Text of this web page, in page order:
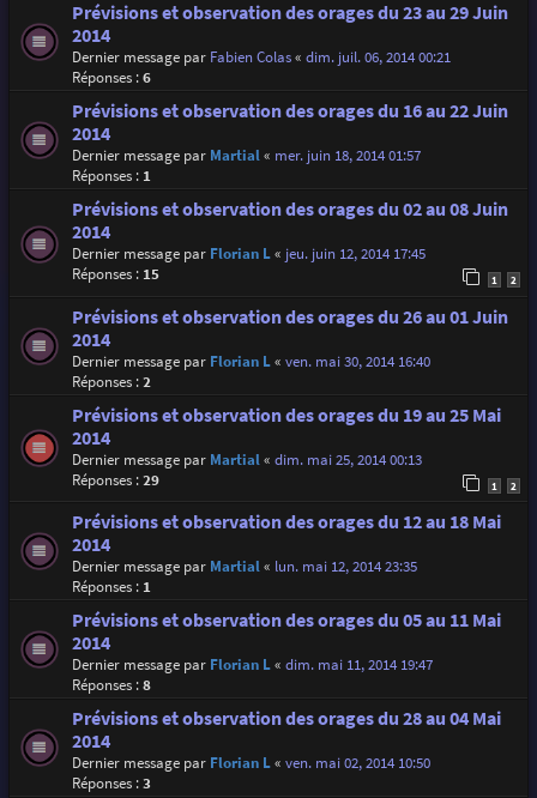
Prévisions et observation des orages du 23 au 29 Juin
2014
Dernier message par Fabien Colas« dim. juil. 06, 2014 00:21
Réponses :6
Prévisions et observation des orages du 16 au 22 Juin
2014
Dernier message par Martial« mer. juin 18, 2014 01:57
Réponses : 1
Prévisions et observation des orages du 02 au 08 Juin
2014
Dernier message par Florian L« jeu. juin 12, 2014 17:45
Réponses : 15 1 2
Prévisions et observation des orages du 26 au 01 Juin
2014
Dernier message par Florian L« ven. mai 30, 2014 16:40
Réponses :2
Prévisions et observation des orages du 19 au 25 Mai
2014
Dernier message par Martial« dim. mai 25, 2014 00:13
Réponses :29 1 2
Prévisions et observation des orages du 12 au 18 Mai
2014
Dernier message par Martial« lun. mai 12, 2014 23:35
Réponses : 1
Prévisions et observation des orages du 05 au 11 Mai
2014
Dernier message par Florian L« dim. mai 11, 2014 19:47
Réponses :8
Prévisions et observation des orages du 28 au 04 Mai
2014
Dernier message par Florian L« ven. mai 02, 2014 10:50
Réponses :3